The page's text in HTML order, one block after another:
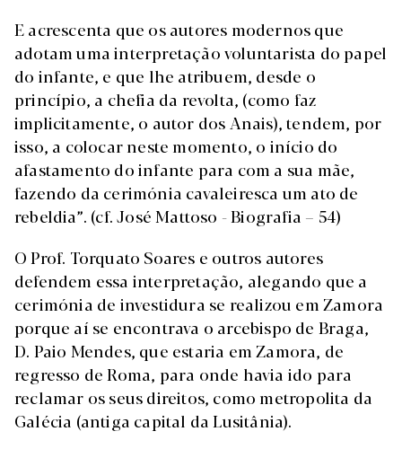
E acrescenta que os autores modernos que
adotam uma interpretação voluntarista do papel
do infante, e que lhe atribuem, desde o
princípio, a chefia da revolta, (como faz
implicitamente, o autor dos Anais), tendem, por
isso, a colocar neste momento, o início do
afastamento do infante para com a sua mãe,
fazendo da cerimónia cavaleiresca um ato de
rebeldia”. (cf. José Mattoso - Biografia – 54)
O Prof. Torquato Soares e outros autores
defendem essa interpretação, alegando que a
cerimónia de investidura se realizou em Zamora
porque aí se encontrava o arcebispo de Braga,
D. Paio Mendes, que estaria em Zamora, de
regresso de Roma, para onde havia ido para
reclamar os seus direitos, como metropolita da
Galécia (antiga capital da Lusitânia).